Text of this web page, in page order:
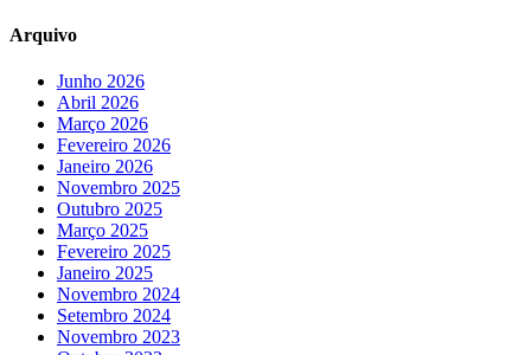
Arquivo
Junho 2026
Abril 2026
Março 2026
Fevereiro 2026
Janeiro 2026
Novembro 2025
Outubro 2025
Março 2025
Fevereiro 2025
Janeiro 2025
Novembro 2024
Setembro 2024
Novembro 2023